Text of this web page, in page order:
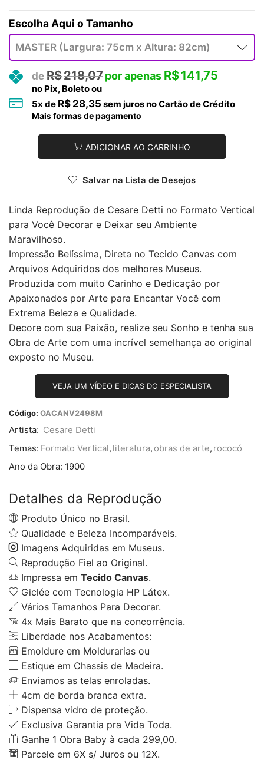
Tamanho
R$218,07 R$141,75
no Pix, Boleto ou
5x de R$ 28,35 sem juros no Cartão de Crédito
Mais formas de pagamento
ADICIONAR AO CARRINHO
Salvar na Lista de Desejos
Linda Reprodução de Cesare Detti no Formato Vertical
para Você Decorar e Deixar seu Ambiente
Maravilhoso.
Impressão Belíssima, Direta no Tecido Canvas com
Arquivos Adquiridos dos melhores Museus.
Produzida com muito Carinho e Dedicação por
Apaixonados por Arte para Encantar Você com
Extrema Beleza e Qualidade.
Decore com sua Paixão, realize seu Sonho e tenha sua
Obra de Arte com uma incrível semelhança ao original
exposto no Museu.
VEJA UM VÍDEO E DICAS DO ESPECIALISTA
Código: OACANV2498M
Artista: Cesare Detti
Temas: Formato Vertical, literatura, obras de arte, rococó
Ano da Obra: 1900
Detalhes da Reprodução
Produto Único no Brasil.
Qualidade e Beleza Incomparáveis.
Imagens Adquiridas em Museus.
Reprodução Fiel ao Original.
Impressa em Tecido Canvas.
Giclée com Tecnologia HP Látex.
Vários Tamanhos Para Decorar.
4x Mais Barato que na concorrência.
Liberdade nos Acabamentos:
Emoldure em Moldurarias ou
Estique em Chassis de Madeira.
Enviamos as telas enroladas.
4cm de borda branca extra.
Dispensa vidro de proteção.
Exclusiva Garantia pra Vida Toda.
Ganhe 1 Obra Baby à cada 299,00.
Parcele em 6X s/ Juros ou 12X.